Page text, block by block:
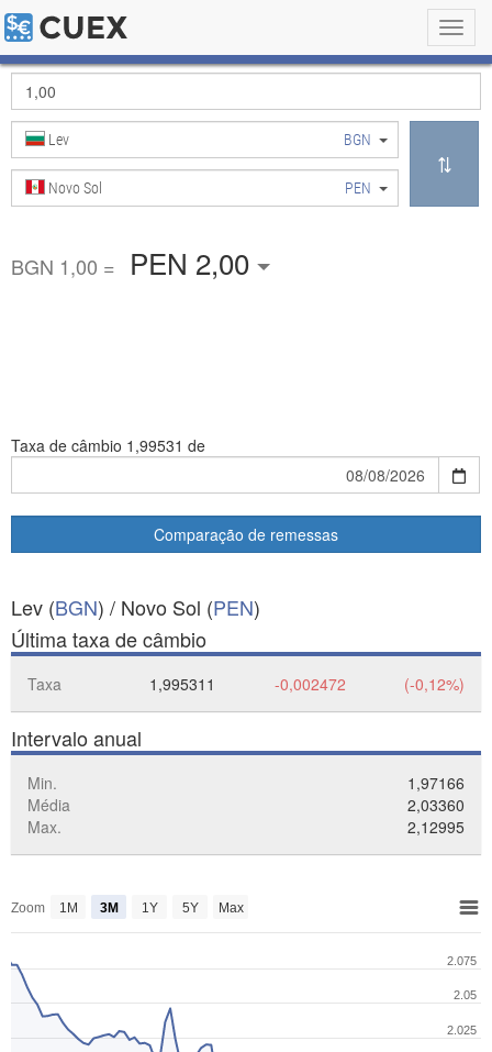
Lev BGN
Novo Sol PEN
BGN 1,00 = PEN 2,00
Taxa de câmbio 1,99531 de
Comparação de remessas
Lev (BGN) / Novo Sol (PEN)
Última taxa de câmbio
Taxa 1,995311 -0,002472 (-0,12%)
Intervalo anual
Min.
1,97166
Média
2,03360
Max.
2,12995
Zoom 1M 3M 1Y 5Y Max
2.025
2.05
2.075